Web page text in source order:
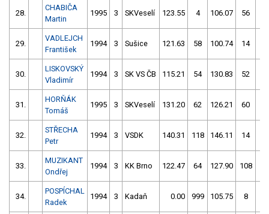
28.
CHABIČA
Martin
1995 3 SKVeselí 123.55 4 106.07 56
29.
VADLEJCH
František
1994 3 Sušice 121.63 58 100.74 14
30.
LISKOVSKÝ
Vladimír
1994 3 SK VS ČB 115.21 54 130.83 52
31.
HORŇÁK
Tomáš
1995 3 SKVeselí 131.20 62 126.21 60
32.
STŘECHA
Petr
1994 3 VSDK 140.31 118 146.11 14
33.
MUZIKANT
Ondřej
1994 3 KK Brno 122.47 64 127.90 108
34.
POSPÍCHAL
Radek
1994 3 Kadaň 0.00 999 105.75 8